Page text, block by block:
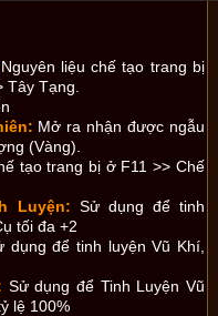
Nguyên liệu chế tạo trang bị
Tạng.
Mở ra nhận được ngẫu
(Vàng).
tạo trang bị ở F11 >> Chế
Luyện: Sử dụng để tinh
tối đa +2
dụng để tinh luyện Vũ Khí,
Sử dụng để Tinh Luyện Vũ
lệ 100%